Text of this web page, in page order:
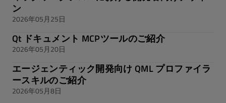
ン
2026年05月25日
Qt ドキュメント MCPツールのご紹介
2026年05月20日
エージェンティック開発向け QML プロファイラ
ースキルのご紹介
2026年05月8日